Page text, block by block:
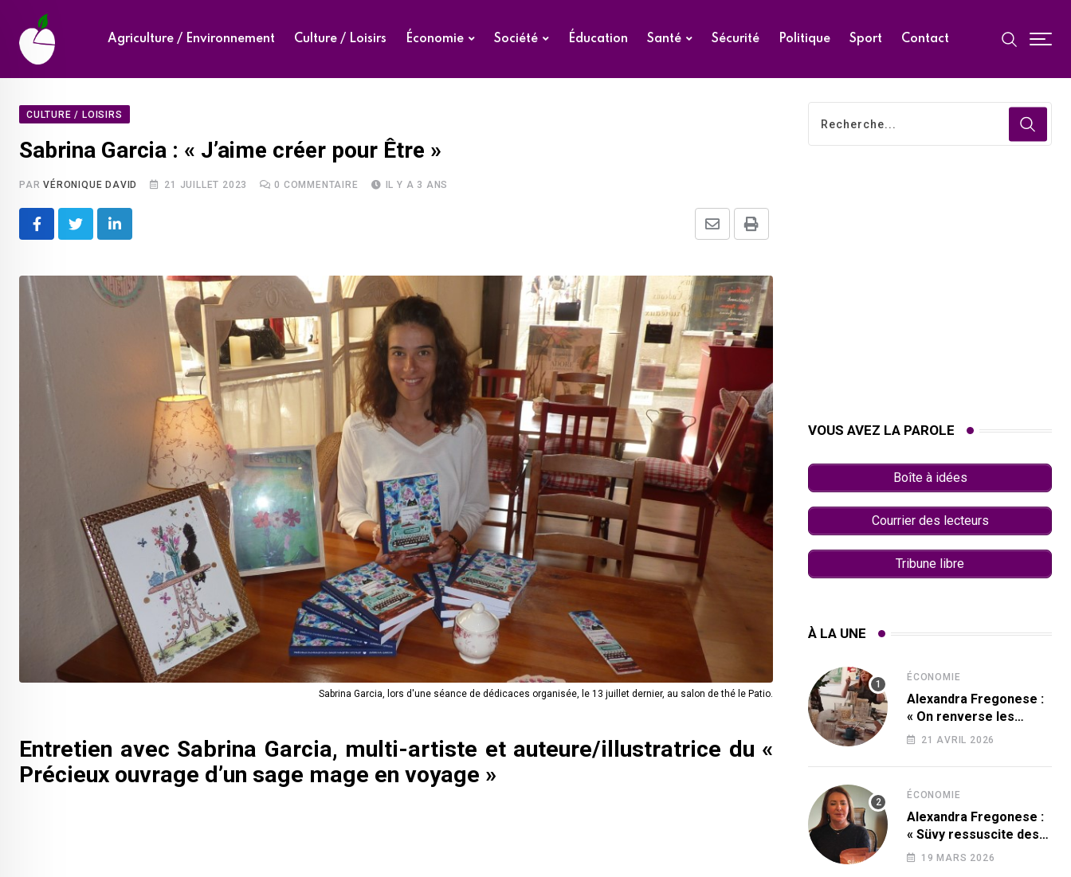
content
Agriculture / Environnement Culture / Loisirs Économie Société Éducation Santé Sécurité Politique Sport Contact
CULTURE / LOISIRS
Sabrina Garcia : « J’aime créer pour Être »
PARVÉRONIQUE DAVID 21 JUILLET 2023 0 COMMENTAIRE IL Y A 3 ANS
LinkedIn Print
Share
Email
Sabrina Garcia, lors d'une séance de dédicaces organisée, le 13 juillet dernier, au salon de thé le Patio.
Entretien avec Sabrina Garcia, multi-artiste et auteure/illustratrice du «
Précieux ouvrage d’un sage mage en voyage »
VOUS AVEZ LA PAROLE
Boîte à idées
Courrier des lecteurs
Tribune libre
À LA UNE
ÉCONOMIE
Alexandra Fregonese :
« On renverse les
codes » !
21 AVRIL 2026
ÉCONOMIE
Alexandra Fregonese :
« Süvy ressuscite des
produits condamnés
19 MARS 2026